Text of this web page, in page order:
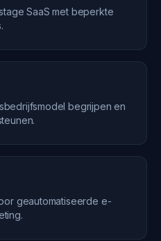
SaaS met beperkte
begrijpen en
geautomatiseerde e-